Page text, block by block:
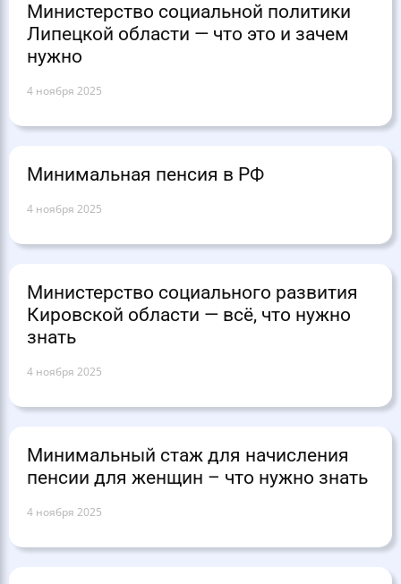
Министерство социальной политики
Липецкой области — что это и зачем
нужно
4 ноября 2025
Минимальная пенсия в РФ
4 ноября 2025
Министерство социального развития
Кировской области — всё, что нужно
знать
4 ноября 2025
Минимальный стаж для начисления
пенсии для женщин – что нужно знать
4 ноября 2025